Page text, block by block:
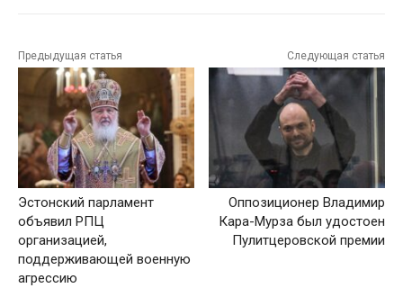
Предыдущая статья
Эстонский парламент
объявил РПЦ
организацией,
поддерживающей военную
агрессию
Следующая статья
Оппозиционер Владимир
Кара-Мурза был удостоен
Пулитцеровской премии